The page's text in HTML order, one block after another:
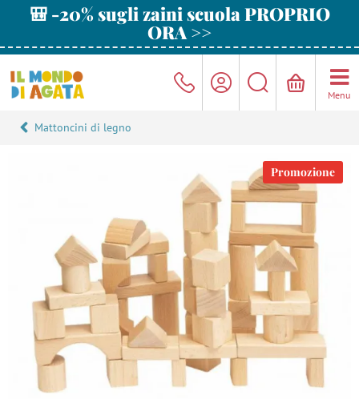
🎒 -20% sugli zaini scuola PROPRIO
ORA >>
Menu
Mattoncini di legno
Promozione